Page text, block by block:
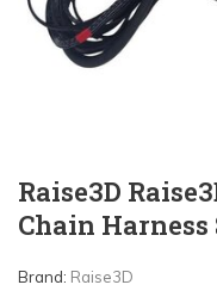
Raise3D
Chain Harness
Brand: Raise3D